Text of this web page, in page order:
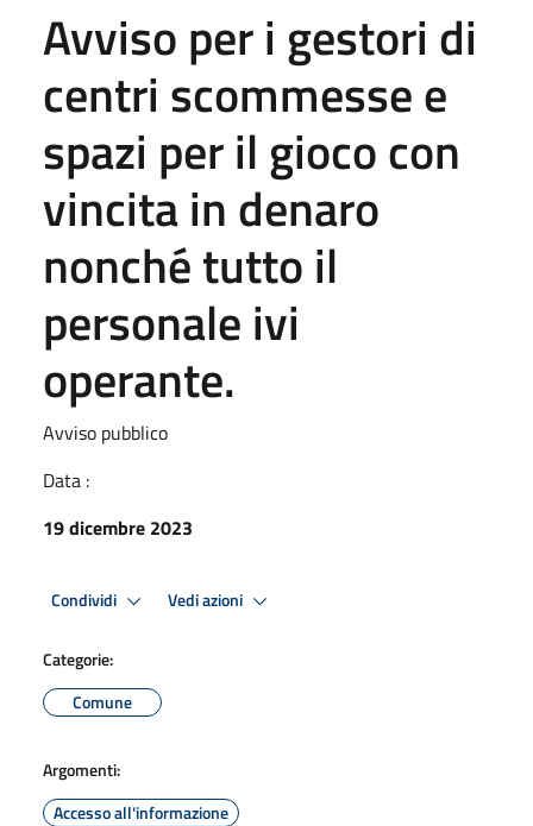
Avviso per i gestori di
centri scommesse e
spazi per il gioco con
vincita in denaro
nonché tutto il
personale ivi
operante.
Avviso pubblico
Data :
19 dicembre 2023
Condividi Vedi azioni
Categorie:
Comune
Argomenti:
Accesso all'informazione